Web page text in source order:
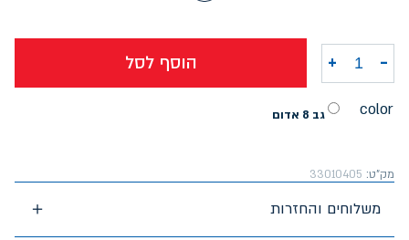
color גב 8 אדום
- כמות של קלסר גב OXFORD PVC 8
+ הוסף לסל
מק"ט: 33010405
משלוחים והחזרות